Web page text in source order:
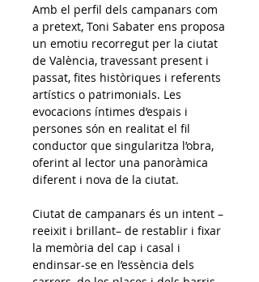
Amb el perfil dels campanars com
a pretext, Toni Sabater ens proposa
un emotiu recorregut per la ciutat
de València, travessant present i
passat, fites històriques i referents
artístics o patrimonials. Les
evocacions íntimes d’espais i
persones són en realitat el fil
conductor que singularitza l’obra,
oferint al lector una panoràmica
diferent i nova de la ciutat.
Ciutat de campanars és un intent –
reeixit i brillant– de restablir i fixar
la memòria del cap i casal i
endinsar-se en l’essència dels